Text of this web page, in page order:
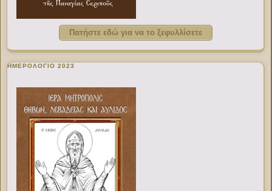
Πατήστε εδώ για να το ξεφυλλίσετε
ΗΜΕΡΟΛΟΓΙΟ 2023